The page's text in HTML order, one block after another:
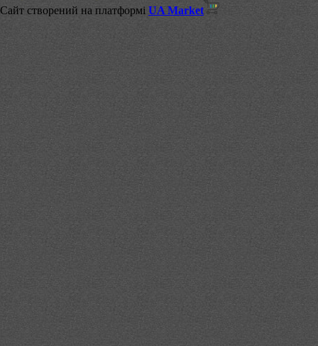
Сайт створений на платформі UA Market